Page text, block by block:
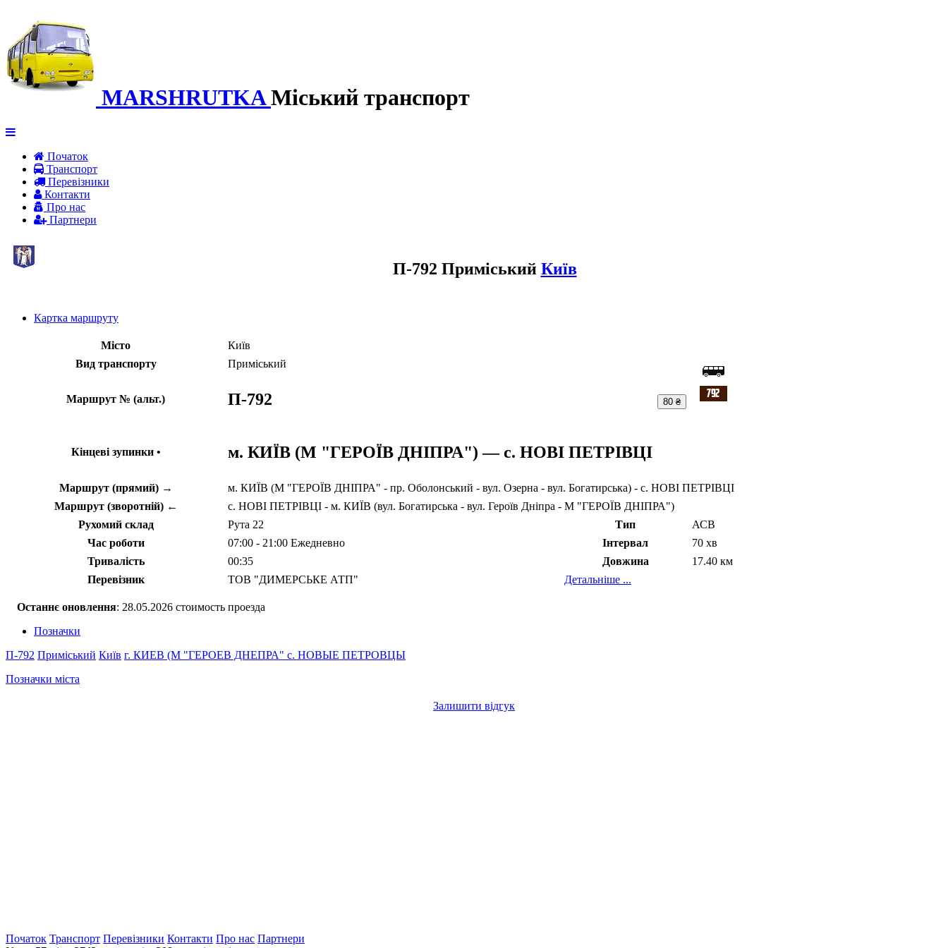
MARSHRUTKA Міський транспорт
Початок
Транспорт
Перевiзники
Контакти
Про нас
Партнери
П-792 Приміський Київ
Картка маршруту
Місто
Київ
Вид транспорту
Приміський
Маршрут № (альт.) П-792 80 ₴
Кінцеві зупинки • м. КИЇВ (М "ГЕРОЇВ ДНІПРА") — с. НОВІ ПЕТРІВЦІ
Маршрут (прямий) →
м. КИЇВ (М "ГЕРОЇВ ДНІПРА" - пр. Оболонський - вул. Озерна - вул. Богатирська) - с. НОВІ ПЕТРІВЦІ
Маршрут (зворотній) ←
с. НОВІ ПЕТРІВЦІ - м. КИЇВ (вул. Богатирська - вул. Героїв Дніпра - М "ГЕРОЇВ ДНІПРА")
Рухомий склад
Рута 22 Тип
АСВ
Час роботи
07:00 - 21:00 Ежедневно Інтервал
70 хв
Тривалість
00:35 Довжина
17.40 км
Перевізник
ТОВ "ДИМЕРСЬКЕ АТП" Детальніше ...
Останнє оновлення: 28.05.2026 стоимость проезда
Позначки
П-792 Приміський Київ г. КИЕВ (М "ГЕРОЕВ ДНЕПРА" с. НОВЫЕ ПЕТРОВЦЫ
Позначки міста
Залишити відгук
Початок Транспорт Перевiзники Контакти Про нас Партнери